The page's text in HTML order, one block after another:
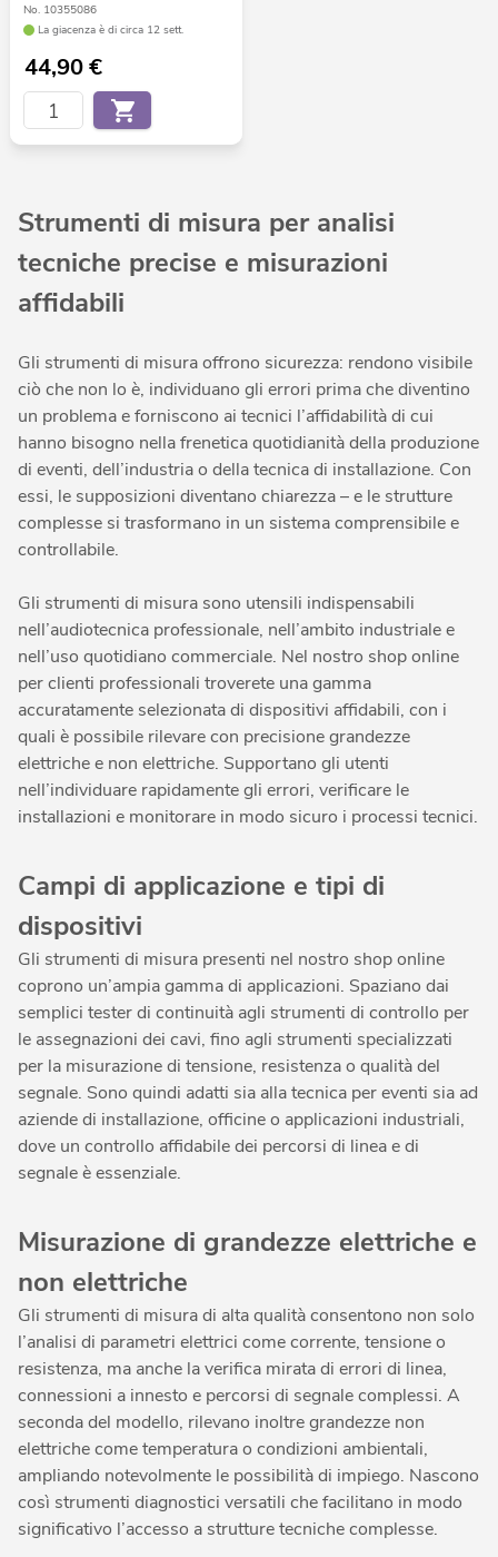
No. 10355086
La giacenza è di circa 12 sett.
44,90€
Strumenti di misura per analisi
tecniche precise e misurazioni
affidabili
Gli strumenti di misura offrono sicurezza: rendono visibile
ciò che non lo è, individuano gli errori prima che diventino
un problema e forniscono ai tecnici l’affidabilità di cui
hanno bisogno nella frenetica quotidianità della produzione
di eventi, dell’industria o della tecnica di installazione. Con
essi, le supposizioni diventano chiarezza – e le strutture
complesse si trasformano in un sistema comprensibile e
controllabile.
Gli strumenti di misura sono utensili indispensabili
nell’audiotecnica professionale, nell’ambito industriale e
nell’uso quotidiano commerciale. Nel nostro shop online
per clienti professionali troverete una gamma
accuratamente selezionata di dispositivi affidabili, con i
quali è possibile rilevare con precisione grandezze
elettriche e non elettriche. Supportano gli utenti
nell’individuare rapidamente gli errori, verificare le
installazioni e monitorare in modo sicuro i processi tecnici.
Campi di applicazione e tipi di
dispositivi
Gli strumenti di misura presenti nel nostro shop online
coprono un’ampia gamma di applicazioni. Spaziano dai
semplici tester di continuità agli strumenti di controllo per
le assegnazioni dei cavi, fino agli strumenti specializzati
per la misurazione di tensione, resistenza o qualità del
segnale. Sono quindi adatti sia alla tecnica per eventi sia ad
aziende di installazione, officine o applicazioni industriali,
dove un controllo affidabile dei percorsi di linea e di
segnale è essenziale.
Misurazione di grandezze elettriche e
non elettriche
Gli strumenti di misura di alta qualità consentono non solo
l’analisi di parametri elettrici come corrente, tensione o
resistenza, ma anche la verifica mirata di errori di linea,
connessioni a innesto e percorsi di segnale complessi. A
seconda del modello, rilevano inoltre grandezze non
elettriche come temperatura o condizioni ambientali,
ampliando notevolmente le possibilità di impiego. Nascono
così strumenti diagnostici versatili che facilitano in modo
significativo l’accesso a strutture tecniche complesse.